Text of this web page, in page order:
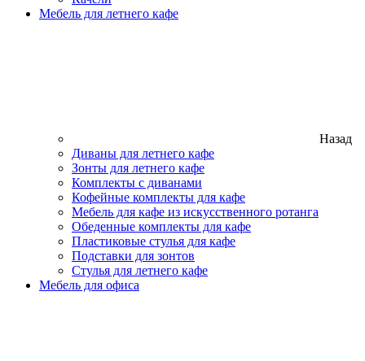
Мебель для летнего кафе
Назад
Диваны для летнего кафе
Зонты для летнего кафе
Комплекты с диванами
Кофейные комплекты для кафе
Мебель для кафе из искусственного ротанга
Обеденные комплекты для кафе
Пластиковые стулья для кафе
Подставки для зонтов
Стулья для летнего кафе
Мебель для офиса